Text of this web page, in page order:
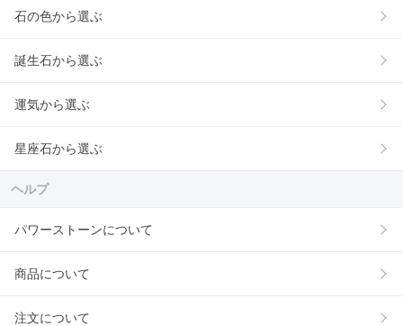
石の色から選ぶ
誕生石から選ぶ
運気から選ぶ
星座石から選ぶ
ヘルプ
パワーストーンについて
商品について
注文について